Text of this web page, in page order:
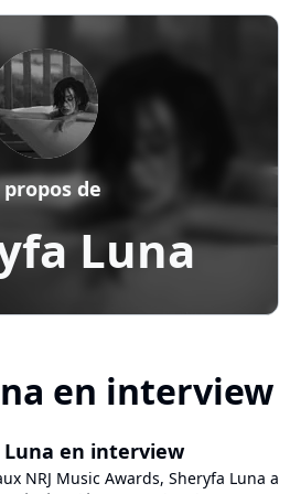
Luna
propos de
en interview
Luna en interview
NRJ Music Awards, Sheryfa Luna a